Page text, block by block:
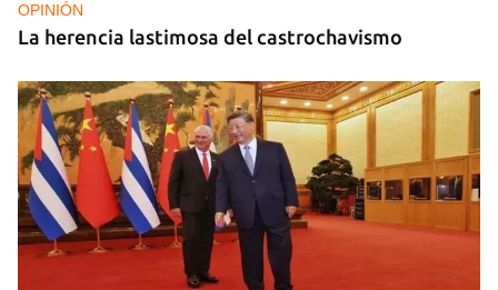
OPINIÓN
La herencia lastimosa del castrochavismo